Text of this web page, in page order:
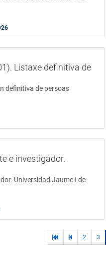
Listaxe definitiva de
definitiva de persoas
e investigador.
Universidad Jaume I de
primerapáginas
2 3